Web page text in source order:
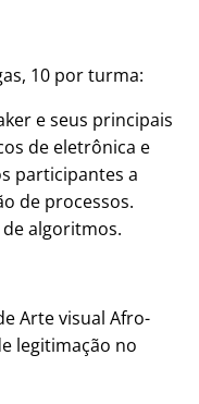
10 por turma:
e seus principais
de eletrônica e
participantes a
de processos.
algoritmos.
Arte visual Afro-
legitimação no